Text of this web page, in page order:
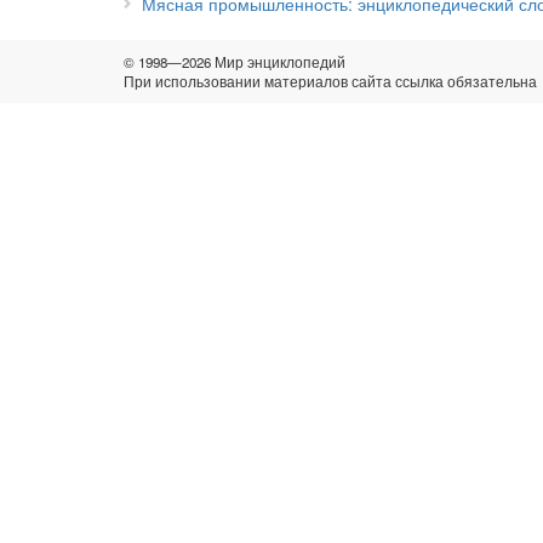
© 1998—2026 Мир энциклопедий
При использовании материалов сайта ссылка обязательна